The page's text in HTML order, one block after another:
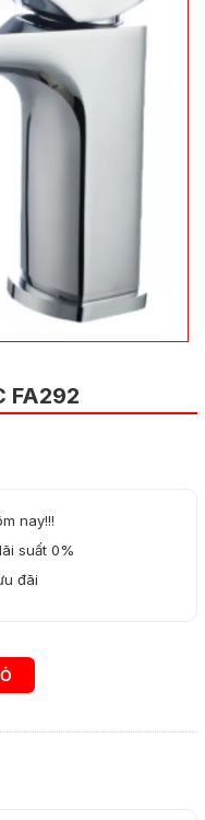
FA292
nay!!!
suất 0%
đãi